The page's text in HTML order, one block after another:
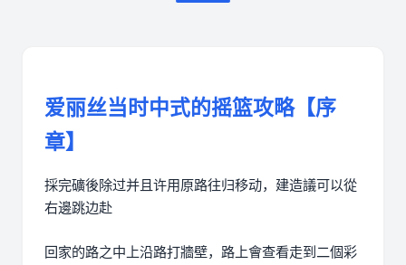
爱丽丝当时中式的摇篮攻略【序
章】
採完礦後除过并且许用原路往归移动，建造議可以從
右邊跳边赴
回家的路之中上沿路打牆壁，路上會查看走到二個彩